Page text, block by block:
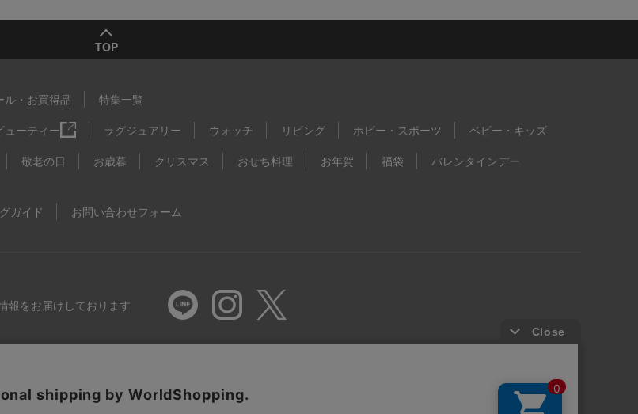
TOP
ル・お買得品 特集一覧
ューティー ラグジュアリー ウォッチ リビング ホビー・スポーツ ベビー・キッズ
敬老の日 お歳暮 クリスマス おせち料理 お年賀 福袋
バレンタインデー
ガイド お問い合わせフォーム
報をお届けしております
特定商取引法に基づく表示 プライバシーポリシー